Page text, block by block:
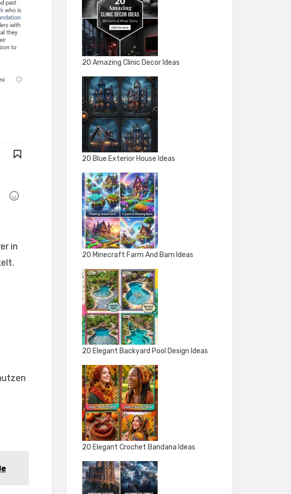
in
20 Amazing Clinic Decor Ideas
20 Blue Exterior House Ideas
20 Minecraft Farm And Barn Ideas
20 Elegant Backyard Pool Design Ideas
20 Elegant Crochet Bandana Ideas